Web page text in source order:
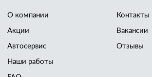
О компании
Акции
Автосервис
Наши работы
Контакты
Вакансии
Отзывы